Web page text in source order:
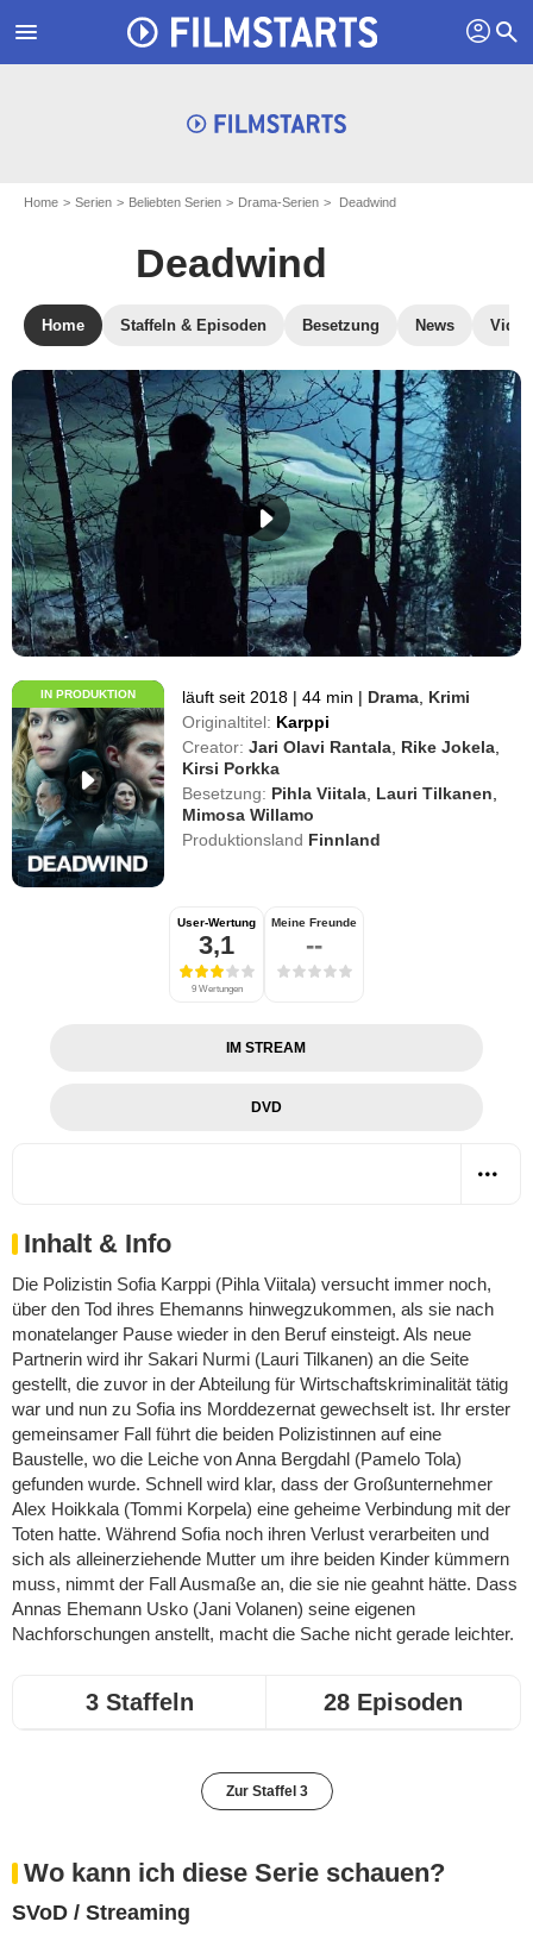
menu profil search
Home Serien Beliebten Serien Drama-Serien Deadwind
Deadwind
Home Staffeln & Episoden Besetzung News
IN PRODUKTION läuft seit 2018 | 44 min | Drama Krimi
Originaltitel: Karppi
Creator: Jari Olavi Rantala Rike Jokela
Kirsi Porkka
Besetzung: Pihla Viitala Lauri Tilkanen
Mimosa Willamo
Produktionsland Finnland
User-Wertung
3,1
9 Wertungen
Meine Freunde
--
IM STREAM
DVD
Inhalt & Info
Die Polizistin Sofia Karppi (Pihla Viitala) versucht immer noch,
über den Tod ihres Ehemanns hinwegzukommen, als sie nach
monatelanger Pause wieder in den Beruf einsteigt. Als neue
Partnerin wird ihr Sakari Nurmi (Lauri Tilkanen) an die Seite
gestellt, die zuvor in der Abteilung für Wirtschaftskriminalität tätig
war und nun zu Sofia ins Morddezernat gewechselt ist. Ihr erster
gemeinsamer Fall führt die beiden Polizistinnen auf eine
Baustelle, wo die Leiche von Anna Bergdahl (Pamelo Tola)
gefunden wurde. Schnell wird klar, dass der Großunternehmer
Alex Hoikkala (Tommi Korpela) eine geheime Verbindung mit der
Toten hatte. Während Sofia noch ihren Verlust verarbeiten und
sich als alleinerziehende Mutter um ihre beiden Kinder kümmern
muss, nimmt der Fall Ausmaße an, die sie nie geahnt hätte. Dass
Annas Ehemann Usko (Jani Volanen) seine eigenen
Nachforschungen anstellt, macht die Sache nicht gerade leichter.
3 Staffeln 28 Episoden
Zur Staffel 3
Wo kann ich diese Serie schauen?
SVoD / Streaming